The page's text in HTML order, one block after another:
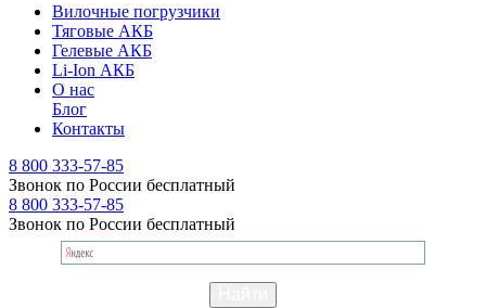
Вилочные погрузчики
Тяговые АКБ
Гелевые АКБ
Li-Ion АКБ
О нас
Блог
Контакты
8 800 333-57-85
Звонок по России бесплатный
8 800 333-57-85
Звонок по России бесплатный